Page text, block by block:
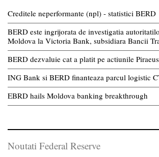
Creditele neperformante (npl) - statistici BERD
BERD este ingrijorata de investigatia
Moldova la Victoria Bank, subsidiara Bancii
BERD dezvaluie cat a platit pe actiunile
ING Bank si BERD finanteaza parcul logistic
EBRD hails Moldova banking breakthrough
Noutati Federal Reserve